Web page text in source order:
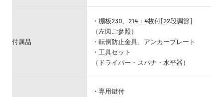
付属品
・棚板230、214 ：4枚付[22段調節]
（左図ご参照）
・転倒防止金具、アンカープレート
・工具セット
（ドライバー・スパナ ・水平器）
・専用鍵付